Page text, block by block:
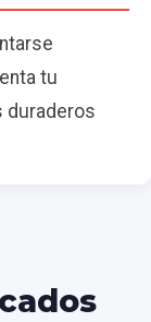
tu
duraderos